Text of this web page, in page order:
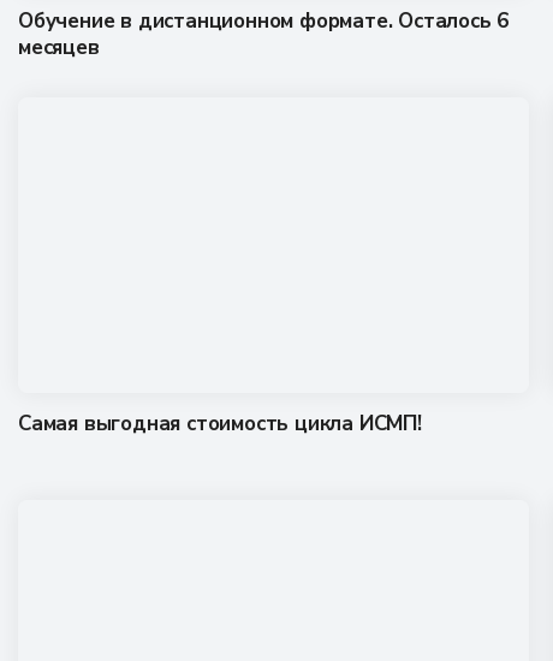
Обучение в дистанционном формате. Осталось 6
месяцев
Самая выгодная стоимость цикла ИСМП!